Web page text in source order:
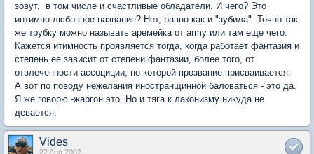
зовут, в том числе и счастливые обладатели. И чего? Это
интимно-любовное название? Нет, равно как и "зубила". Точно так
же трубку можно называть аремейка от army или там еще чего.
Кажется итимность проявляется тогда, когда работает фантазия и
степень ее зависит от степени фантазии, более того, от
отвлеченности ассоциции, по которой прозвание присваивается.
А вот по поводу нежелания иностранщинной баловаться - это да.
Я же говорю -жаргон это. Но и тяга к лаконизму никуда не
девается.
Vides
22 Aug 2002